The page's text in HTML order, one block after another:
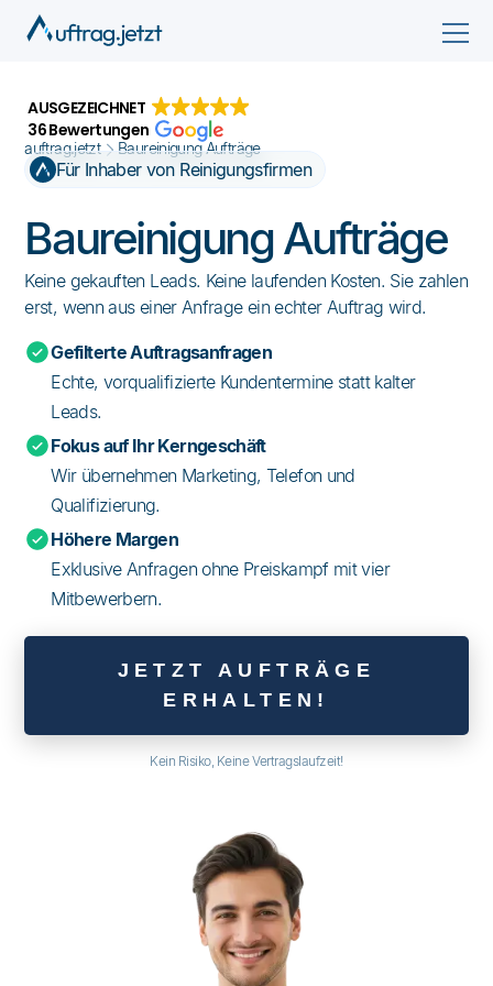
AUSGEZEICHNET
36 Bewertungen
auftrag.jetzt Baureinigung Aufträge
Für Inhaber von Reinigungsfirmen
Baureinigung Aufträge
Keine gekauften Leads. Keine laufenden Kosten. Sie zahlen
erst, wenn aus einer Anfrage ein echter Auftrag wird.
Gefilterte Auftragsanfragen
Echte, vorqualifizierte Kundentermine statt kalter
Leads.
Fokus auf Ihr Kerngeschäft
Wir übernehmen Marketing, Telefon und
Qualifizierung.
Höhere Margen
Exklusive Anfragen ohne Preiskampf mit vier
Mitbewerbern.
JETZT AUFTRÄGE
ERHALTEN!
Kein Risiko, Keine Vertragslaufzeit!